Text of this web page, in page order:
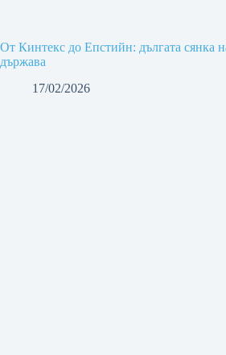
От Кинтекс до Епстийн: дългата сянка
държава
17/02/2026